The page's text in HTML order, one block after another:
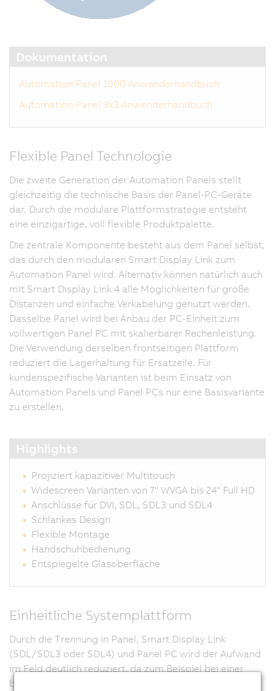
Dokumentation
Automation Panel 1000 Anwenderhandbuch
Automation Panel 9x3 Anwenderhandbuch
Flexible Panel Technologie
Die zweite Generation der Automation Panels stellt
gleichzeitig die technische Basis der Panel-PC-Geräte
dar. Durch die modulare Plattformstrategie entsteht
eine einzigartige, voll flexible Produktpalette.
Die zentrale Komponente besteht aus dem Panel selbst,
das durch den modularen Smart Display Link zum
Automation Panel wird. Alternativ können natürlich auch
mit Smart Display Link 4 alle Möglichkeiten für große
Distanzen und einfache Verkabelung genutzt werden.
Dasselbe Panel wird bei Anbau der PC-Einheit zum
vollwertigen Panel PC mit skalierbarer Rechenleistung.
Die Verwendung derselben frontseitigen Plattform
reduziert die Lagerhaltung für Ersatzeile. Für
kundenspezifische Varianten ist beim Einsatz von
Automation Panels und Panel PCs nur eine Basisvariante
zu erstellen.
Highlights
Projiziert kapazitiver Multitouch
Widescreen Varianten von 7" WVGA bis 24" Full HD
Anschlüsse für DVI, SDL, SDL3 und SDL4
Schlankes Design
Flexible Montage
Handschuhbedienung
Entspiegelte Glasoberfläche
Einheitliche Systemplattform
Durch die Trennung in Panel, Smart Display Link
(SDL/SDL3 oder SDL4) und Panel PC wird der Aufwand
im Feld deutlich reduziert, da zum Beispiel bei einer
beschädigten Displayfront nicht mehr der gesamte